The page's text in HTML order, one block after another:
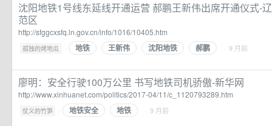
沈阳地铁1号线东延线开通运营 郝鹏王新伟出席开通仪式-
范区
http://sfggcxsfq.ln.gov.cn/info/1016/10405.htm
孤独的烤地瓜 · 地铁 王新伟 沈阳地铁 郝鹏 · 9 月前
廖明：安全行驶100万公里 书写地铁司机骄傲-新华网
http://www.xinhuanet.com/politics/2017-04/11/c_1120793289.htm
仗义的竹笋 · 地铁安全 地铁 · 9 月前